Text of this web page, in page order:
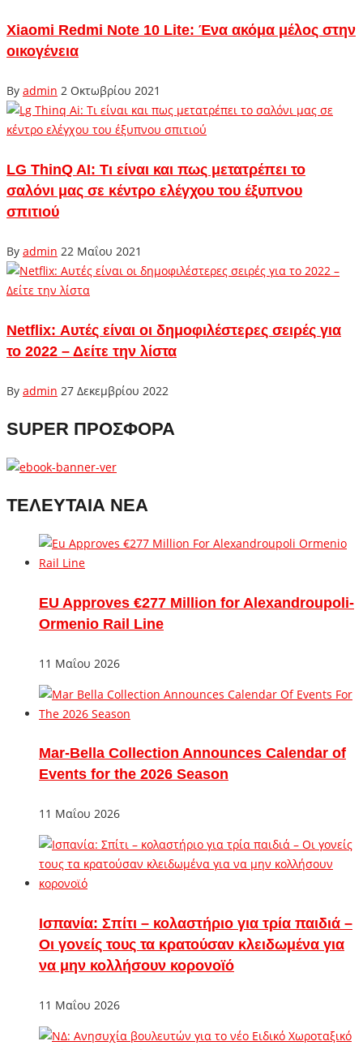
Xiaomi Redmi Note 10 Lite: Ένα ακόμα μέλος στην
οικογένεια
By admin 2 Οκτωβρίου 2021
LG ThinQ AI: Τι είναι και πως μετατρέπει το
σαλόνι μας σε κέντρο ελέγχου του έξυπνου
σπιτιού
By admin 22 Μαΐου 2021
Netflix: Αυτές είναι οι δημοφιλέστερες σειρές για
το 2022 – Δείτε την λίστα
By admin 27 Δεκεμβρίου 2022
SUPER ΠΡΟΣΦΟΡΑ
ΤΕΛΕΥΤΑΙΑ ΝΕΑ
EU Approves €277 Million for Alexandroupoli-
Ormenio Rail Line
11 Μαΐου 2026
Mar-Bella Collection Announces Calendar of
Events for the 2026 Season
11 Μαΐου 2026
Ισπανία: Σπίτι – κολαστήριο για τρία παιδιά –
Οι γονείς τους τα κρατούσαν κλειδωμένα για
να μην κολλήσουν κορονοϊό
11 Μαΐου 2026